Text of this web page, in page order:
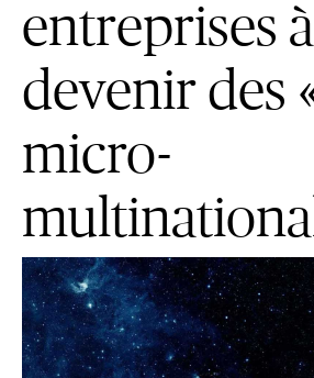
entreprises à
devenir des
micro-